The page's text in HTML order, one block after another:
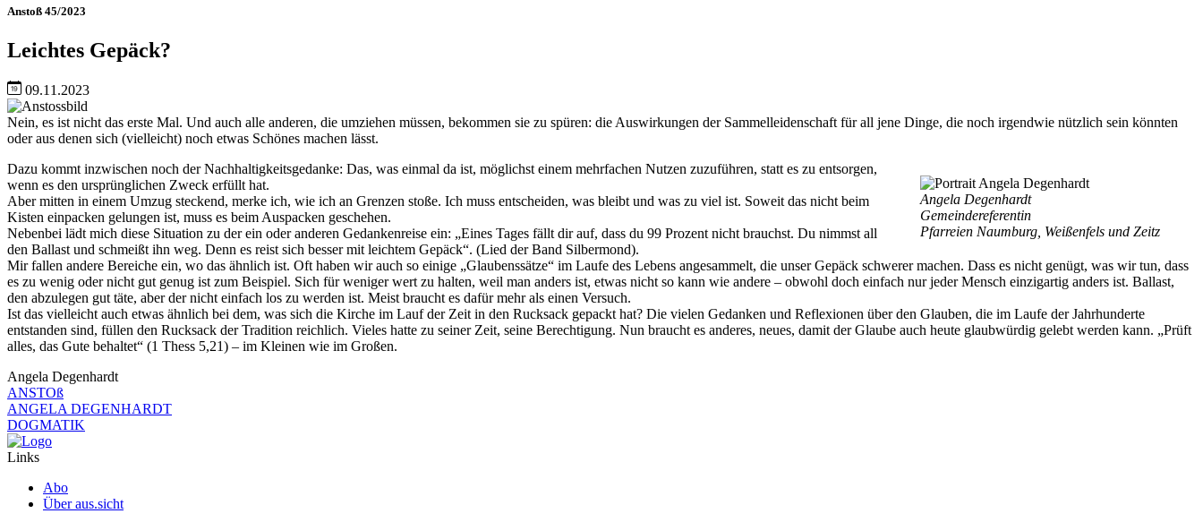
Anstoß 45/2023
Leichtes Gepäck?
09.11.2023
Image
Nein, es ist nicht das erste Mal. Und auch alle anderen, die umziehen müssen, bekommen sie zu spüren: die Auswirkungen der Sammelleidenschaft für all jene Dinge, die noch irgendwie nützlich sein könnten
oder aus denen sich (vielleicht) noch etwas Schönes machen lässt.
Angela Degenhardt
Gemeindereferentin
Pfarreien Naumburg, Weißenfels und Zeitz
Dazu kommt inzwischen noch der Nachhaltigkeitsgedanke: Das, was einmal da ist, möglichst einem mehrfachen Nutzen zuzuführen, statt es zu entsorgen,
wenn es den ursprünglichen Zweck erfüllt hat.
Aber mitten in einem Umzug steckend, merke ich, wie ich an Grenzen stoße. Ich muss entscheiden, was bleibt und was zu viel ist. Soweit das nicht beim
Kisten einpacken gelungen ist, muss es beim Auspacken geschehen.
Nebenbei lädt mich diese Situation zu der ein oder anderen Gedankenreise ein: „Eines Tages fällt dir auf, dass du 99 Prozent nicht brauchst. Du nimmst all
den Ballast und schmeißt ihn weg. Denn es reist sich besser mit leichtem Gepäck“. (Lied der Band Silbermond).
Mir fallen andere Bereiche ein, wo das ähnlich ist. Oft haben wir auch so einige „Glaubenssätze“ im Laufe des Lebens angesammelt, die unser Gepäck schwerer machen. Dass es nicht genügt, was wir tun, dass
es zu wenig oder nicht gut genug ist zum Beispiel. Sich für weniger wert zu halten, weil man anders ist, etwas nicht so kann wie andere – obwohl doch einfach nur jeder Mensch einzigartig anders ist. Ballast,
den abzulegen gut täte, aber der nicht einfach los zu werden ist. Meist braucht es dafür mehr als einen Versuch.
Ist das vielleicht auch etwas ähnlich bei dem, was sich die Kirche im Lauf der Zeit in den Rucksack gepackt hat? Die vielen Gedanken und Reflexionen über den Glauben, die im Laufe der Jahrhunderte
entstanden sind, füllen den Rucksack der Tradition reichlich. Vieles hatte zu seiner Zeit, seine Berechtigung. Nun braucht es anderes, neues, damit der Glaube auch heute glaubwürdig gelebt werden kann. „Prüft
alles, das Gute behaltet“ (1 Thess 5,21) – im Kleinen wie im Großen.
Angela Degenhardt
ANSTOß
ANGELA DEGENHARDT
DOGMATIK
Links
Abo
Über aus.sicht